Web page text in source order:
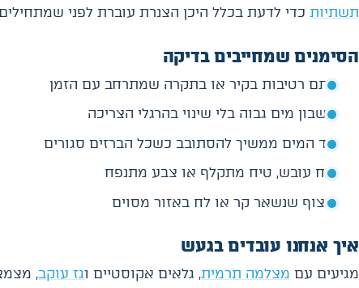
תשתיות כדי לדעת בכלל היכן הצנרת עוברת לפני
הסימנים שמחייבים בדיקה
כתם רטיבות בקיר או בתקרה שמתרחב עם הזמן
חשבון מים גבוה בלי שינוי בהרגלי הצריכה
מד המים ממשיך להסתובב כשכל הברזים סגורים
ריח עובש, טיח מתקלף או צבע מתנפח
ריצוף שנשאר קר או לח באזור מסוים
איך אנחנו עובדים בגעש
מגיעים עם מצלמה תרמית, גלאים אקוסטיים וגז עוקב,